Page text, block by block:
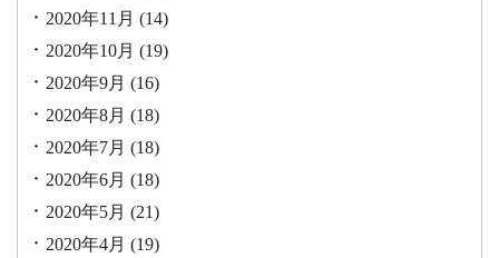
2020年11月 (14)
2020年10月 (19)
2020年9月 (16)
2020年8月 (18)
2020年7月 (18)
2020年6月 (18)
2020年5月 (21)
2020年4月 (19)